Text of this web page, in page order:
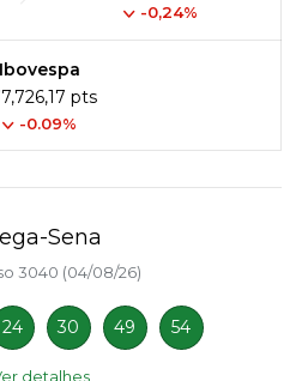
-0,24%
Ibovespa
pts
-0.09%
Sena
3040 (04/08/26)
24 30 49 54
detalhes